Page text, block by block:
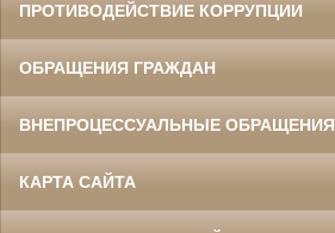
ПРОТИВОДЕЙСТВИЕ КОРРУПЦИИ
ОБРАЩЕНИЯ ГРАЖДАН
ВНЕПРОЦЕССУАЛЬНЫЕ ОБРАЩЕНИЯ
КАРТА САЙТА